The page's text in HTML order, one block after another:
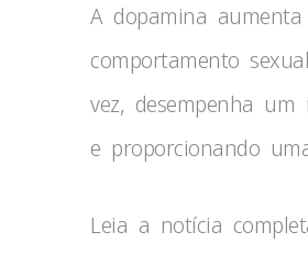
A dopamina
comportamento
vez, desempenha
e proporcionando
Leia a notícia